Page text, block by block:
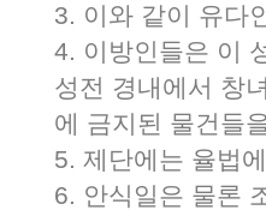
3. 이와 같이 유다
4. 이방인들은 이
성전 경내에서 창
에 금지된 물건들
5. 제단에는 율법
6. 안식일은 물론